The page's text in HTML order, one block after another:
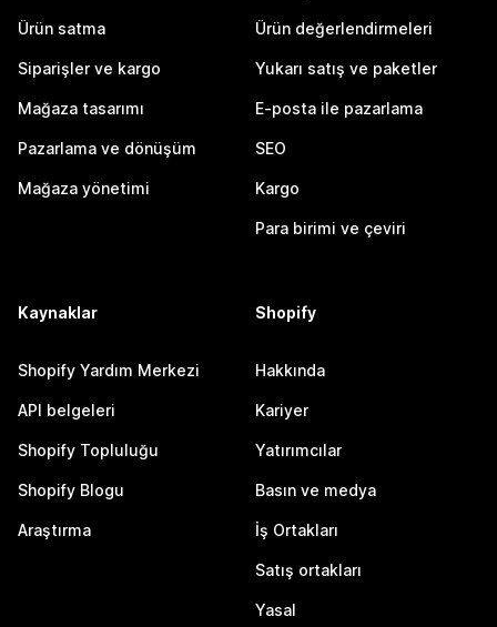
Ürün satma
Siparişler ve kargo
Mağaza tasarımı
Pazarlama ve dönüşüm
Mağaza yönetimi
Ürün değerlendirmeleri
Yukarı satış ve paketler
E-posta ile pazarlama
SEO
Kargo
Para birimi ve çeviri
Kaynaklar
Shopify Yardım Merkezi
API belgeleri
Shopify Topluluğu
Shopify Blogu
Araştırma
Shopify
Hakkında
Kariyer
Yatırımcılar
Basın ve medya
İş Ortakları
Satış ortakları
Yasal